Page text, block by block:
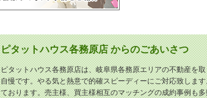
ピタットハウス各務原店 からのごあいさつ
ピタットハウス各務原店は、岐阜県各務原エリアの不動産を
自慢です。やる気と熱意で的確スピーディーにご対応致しま
ております。売主様、買主様相互のマッチングの成約事例も